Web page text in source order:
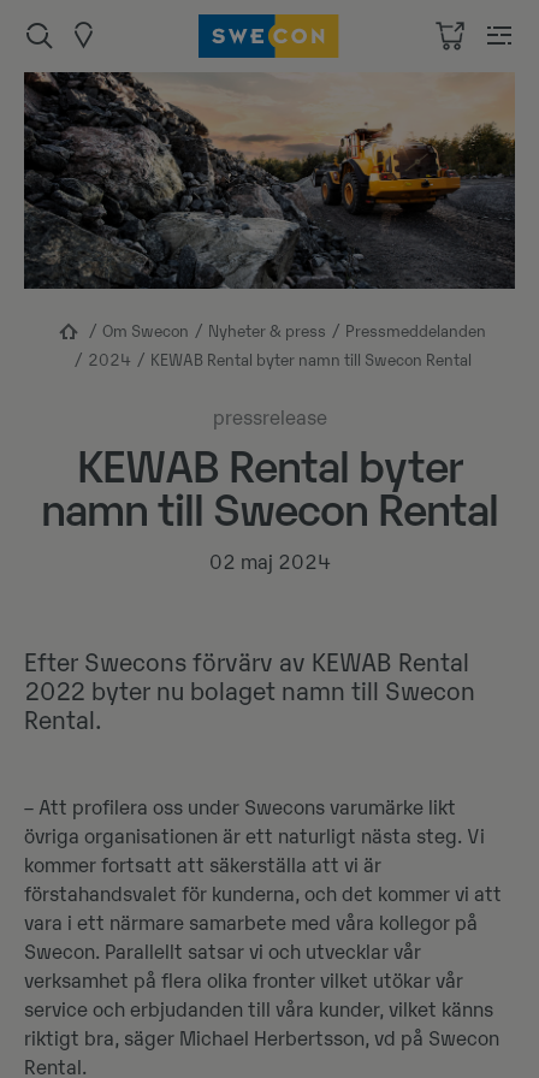
Om Swecon Nyheter & press
Pressmeddelanden
2024
KEWAB Rental byter namn till Swecon Rental
pressrelease
KEWAB Rental byter
namn till Swecon Rental
02 maj 2024
Efter Swecons förvärv av KEWAB Rental
2022 byter nu bolaget namn till Swecon
Rental.
– Att profilera oss under Swecons varumärke likt
övriga organisationen är ett naturligt nästa steg. Vi
kommer fortsatt att säkerställa att vi är
förstahandsvalet för kunderna, och det kommer vi att
vara i ett närmare samarbete med våra kollegor på
Swecon. Parallellt satsar vi och utvecklar vår
verksamhet på flera olika fronter vilket utökar vår
service och erbjudanden till våra kunder, vilket känns
riktigt bra, säger Michael Herbertsson, vd på Swecon
Rental.